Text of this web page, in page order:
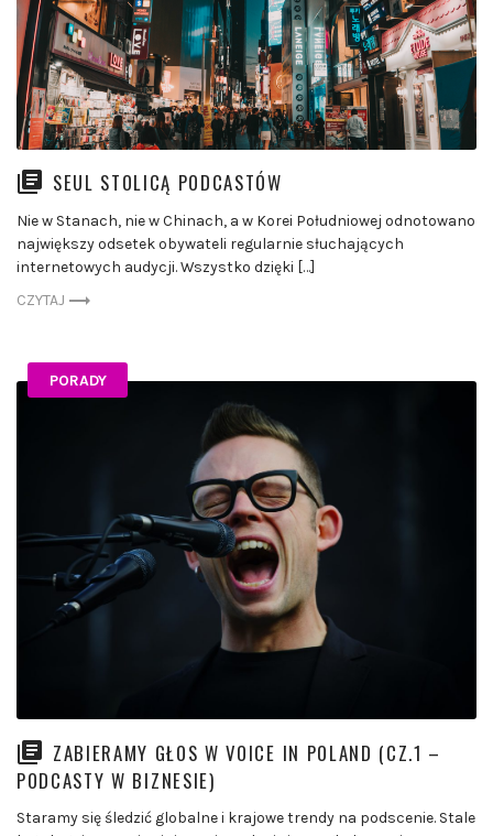
SEUL STOLICĄ PODCASTÓW
Nie w Stanach, nie w Chinach, a w Korei Południowej odnotowano
największy odsetek obywateli regularnie słuchających
internetowych audycji. Wszystko dzięki […]
CZYTAJ
PORADY
ZABIERAMY GŁOS W VOICE IN POLAND (CZ.1 –
PODCASTY W BIZNESIE)
Staramy się śledzić globalne i krajowe trendy na podscenie. Stale